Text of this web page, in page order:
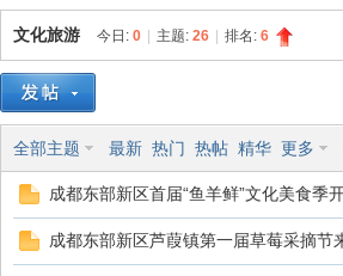
成» ›
文化旅游 今日: 0 主题: 26 排名: 6
全部主题 最新 热门 热帖 精华 更多
成都东部新区首届“鱼羊鲜”文化美食季
成都东部新区芦葭镇第一届草莓采摘节